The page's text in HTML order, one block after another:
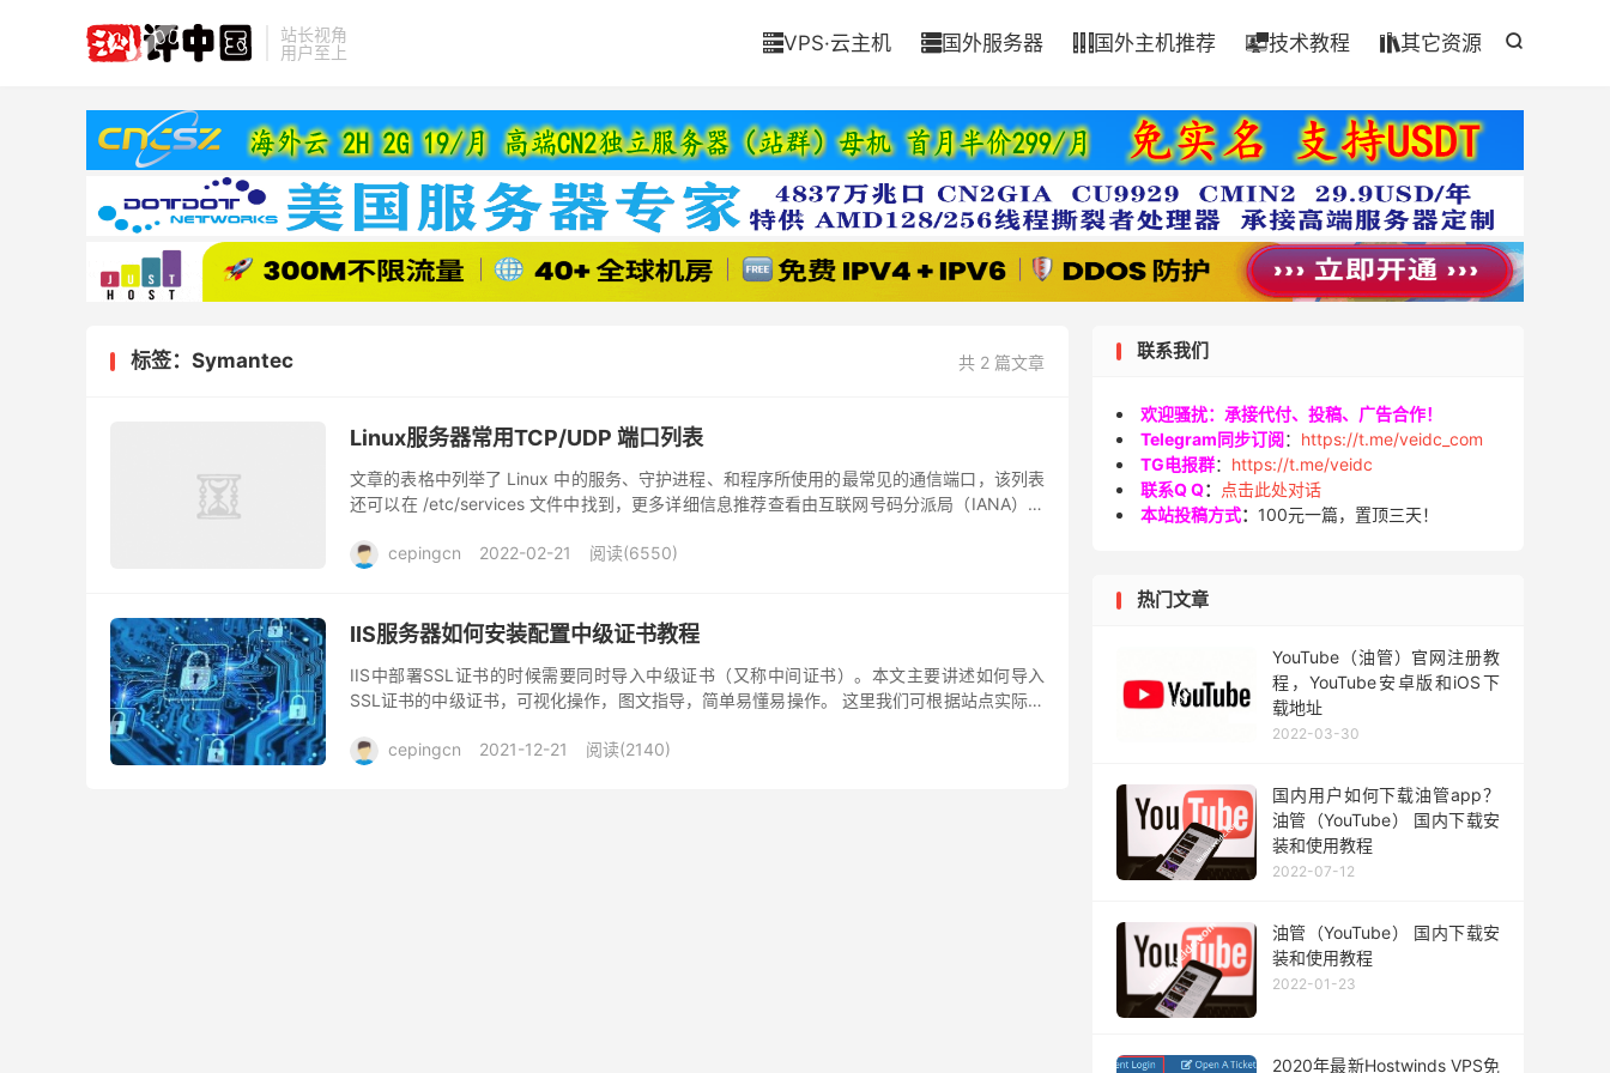
站长视角
用户至上

VPS·云主机 国外服务器  国外主机推荐 技术教程 其它资源
共 2 篇文章
标签：Symantec
Linux服务器常用TCP/UDP 端口列表
文章的表格中列举了 Linux 中的服务、守护进程、和程序所使用的最常见的通信端口，该列表
还可以在 /etc/services 文件中找到，更多详细信息推荐查看由互联网号码分派局（IANA）制
cepingcn
2022-02-21 阅读(6550)
IIS服务器如何安装配置中级证书教程
IIS中部署SSL证书的时候需要同时导入中级证书（又称中间证书）。本文主要讲述如何导入
SSL证书的中级证书，可视化操作，图文指导，简单易懂易操作。 这里我们可根据站点实际需
cepingcn
2021-12-21 阅读(2140)
联系我们
欢迎骚扰：承接代付、投稿、广告合作！
Telegram同步订阅： https://t.me/veidc_com
TG电报群： https://t.me/veidc
联系Q Q：
点击此处对话
本站投稿方式： 100元一篇，置顶三天！
热门文章
YouTube（油管）官网注册教
程，YouTube安卓版和iOS下
载地址
2022-03-30
国内用户如何下载油管app？
油管（YouTube） 国内下载安
装和使用教程
2022-07-12
油管（YouTube） 国内下载安
装和使用教程
2022-01-23
2020年最新Hostwinds VPS免